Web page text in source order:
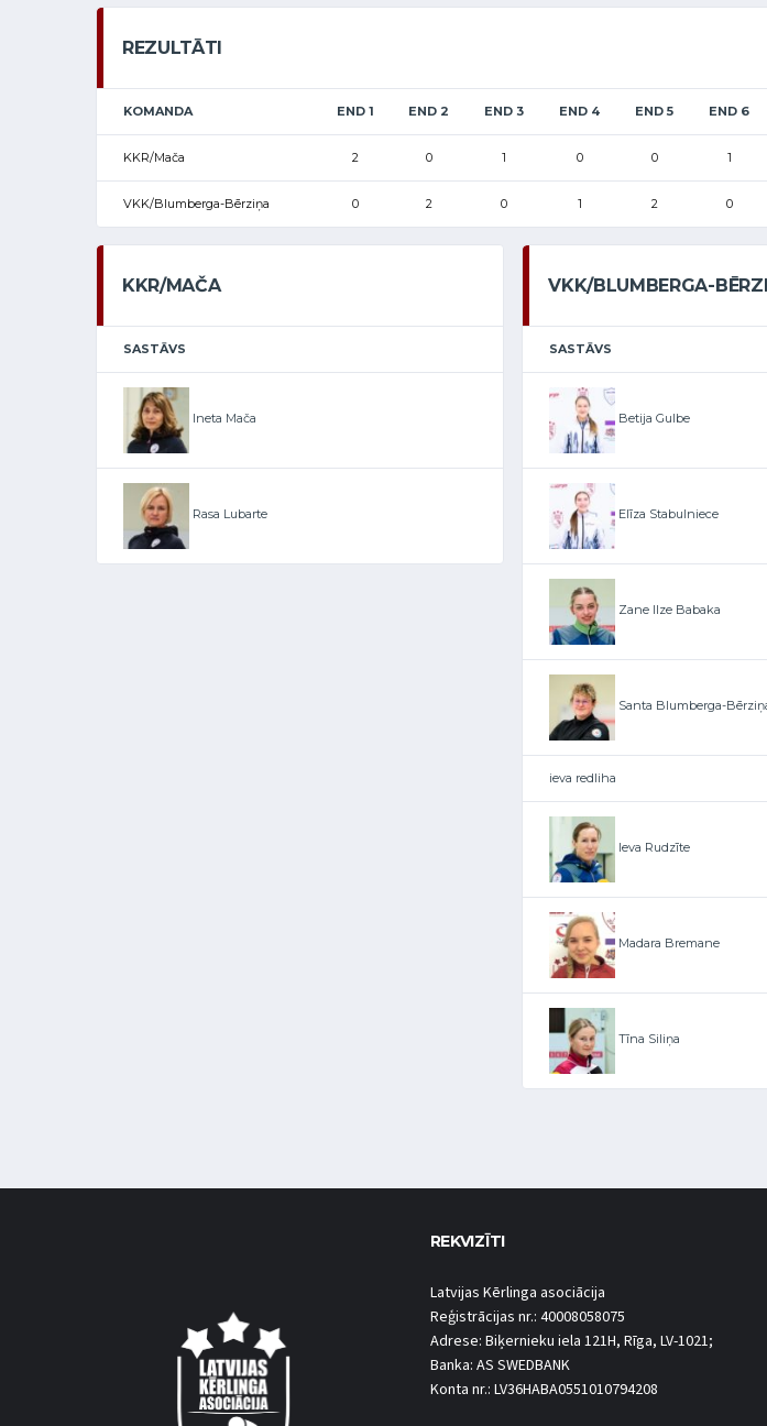
REZULTĀTI
KOMANDA END 1 END 2 END 3 END 4 END 5 END 6
KKR/Mača 2 0 1 0 0 1
VKK/Blumberga-Bērziņa 0 2 0 1 2 0
KKR/MAČA
SASTĀVS
Ineta Mača
Rasa Lubarte
VKK/BLUMBERGA-
SASTĀVS
Betija Gulbe
Elīza Stabulniece
Zane Ilze Babaka
Santa Blumberga-
ieva redliha
Ieva Rudzīte
Madara Bremane
Tīna Siliņa
REKVIZĪTI
Latvijas Kērlinga asociācija
Reģistrācijas nr.: 40008058075
Adrese: Biķernieku iela 121H, Rīga, LV-1021;
Banka: AS SWEDBANK
Konta nr.: LV36HABA0551010794208